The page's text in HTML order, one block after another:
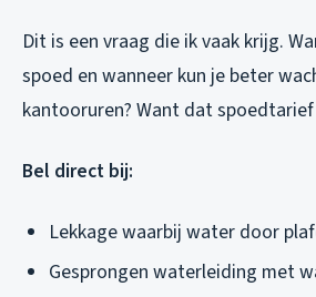
Dit is een vraag die ik vaak krijg.
spoed en wanneer kun je beter
kantooruren? Want dat
Bel direct bij:
Lekkage waarbij water door
Gesprongen waterleiding met